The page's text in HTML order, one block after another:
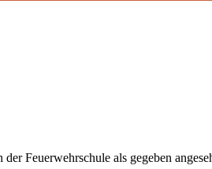
Feuerwehrschule als gegeben